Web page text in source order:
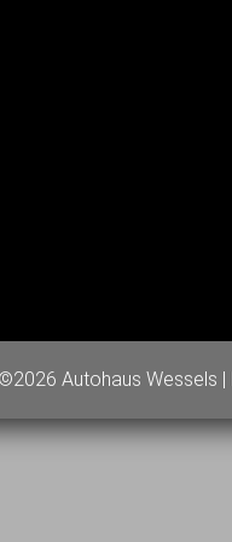
©2026 Autohaus Wessels |